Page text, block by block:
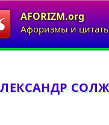
AFORIZM.org
Афоризмы и